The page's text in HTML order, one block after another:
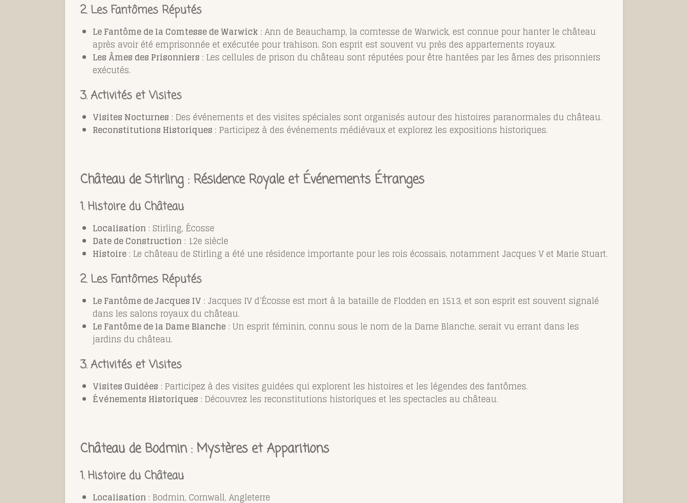
2. Les Fantômes Réputés
Le Fantôme de la Comtesse de Warwick : Ann de Beauchamp, la comtesse de Warwick, est connue pour hanter le château
après avoir été emprisonnée et exécutée pour trahison. Son esprit est souvent vu près des appartements royaux.
Les Âmes des Prisonniers : Les cellules de prison du château sont réputées pour être hantées par les âmes des prisonniers
exécutés.
3. Activités et Visites
Visites Nocturnes : Des événements et des visites spéciales sont organisés autour des histoires paranormales du château.
Reconstitutions Historiques : Participez à des événements médiévaux et explorez les expositions historiques.
Château de Stirling : Résidence Royale et Événements Étranges
1. Histoire du Château
Localisation : Stirling, Écosse
Date de Construction : 12e siècle
Histoire : Le château de Stirling a été une résidence importante pour les rois écossais, notamment Jacques V et Marie Stuart.
2. Les Fantômes Réputés
Le Fantôme de Jacques IV : Jacques IV d’Écosse est mort à la bataille de Flodden en 1513, et son esprit est souvent signalé
dans les salons royaux du château.
Le Fantôme de la Dame Blanche : Un esprit féminin, connu sous le nom de la Dame Blanche, serait vu errant dans les
jardins du château.
3. Activités et Visites
Visites Guidées : Participez à des visites guidées qui explorent les histoires et les légendes des fantômes.
Événements Historiques : Découvrez les reconstitutions historiques et les spectacles au château.
Château de Bodmin : Mystères et Apparitions
1. Histoire du Château
Localisation : Bodmin, Cornwall, Angleterre